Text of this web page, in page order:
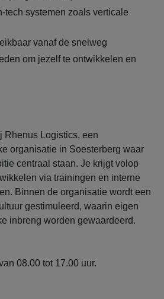
tech systemen zoals verticale
vanaf de snelweg
om jezelf te ontwikkelen en
Rhenus Logistics, een
organisatie in Soesterberg waar
centraal staan. Je krijgt volop
via trainingen en interne
Binnen de organisatie wordt een
gestimuleerd, waarin eigen
inbreng worden gewaardeerd.
08.00 tot 17.00 uur.